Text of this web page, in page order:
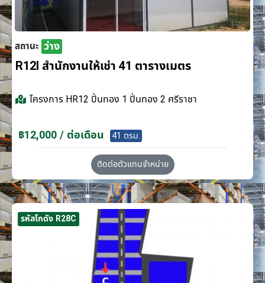
สถานะ ว่าง
R12I สำนักงานให้เช่า 41 ตารางเมตร
โครงการ HR12 ปิ่นทอง 1 ปิ่นทอง 2 ศรีราชา
฿12,000 / ต่อเดือน 41 ตรม.
ติดต่อตัวแทนจำหน่าย
รหัสโกดัง R28C